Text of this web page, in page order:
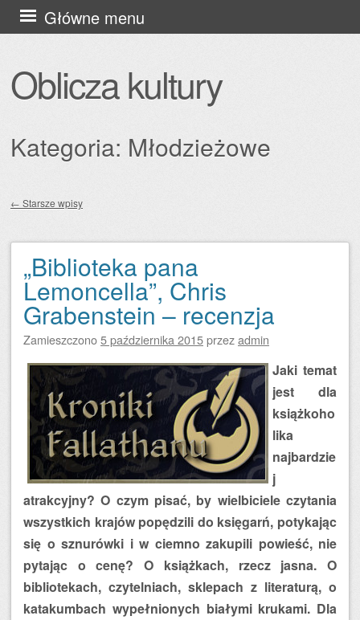
Oblicza kultury
Główne menu
Przejdź
do
Kategoria: Młodzieżowe
← Starsze wpisy
„Biblioteka pana
Lemoncella”, Chris
Grabenstein – recenzja
Zamieszczono5 października 2015przezadmin
Jaki temat
jest dla
książkoho
lika
najbardzie
j
atrakcyjny? O czym pisać, by wielbiciele czytania
wszystkich krajów popędzili do księgarń, potykając
się o sznurówki i w ciemno zakupili powieść, nie
pytając o cenę? O książkach, rzecz jasna. O
bibliotekach, czytelniach, sklepach z literaturą, o
katakumbach wypełnionych białymi krukami. Dla